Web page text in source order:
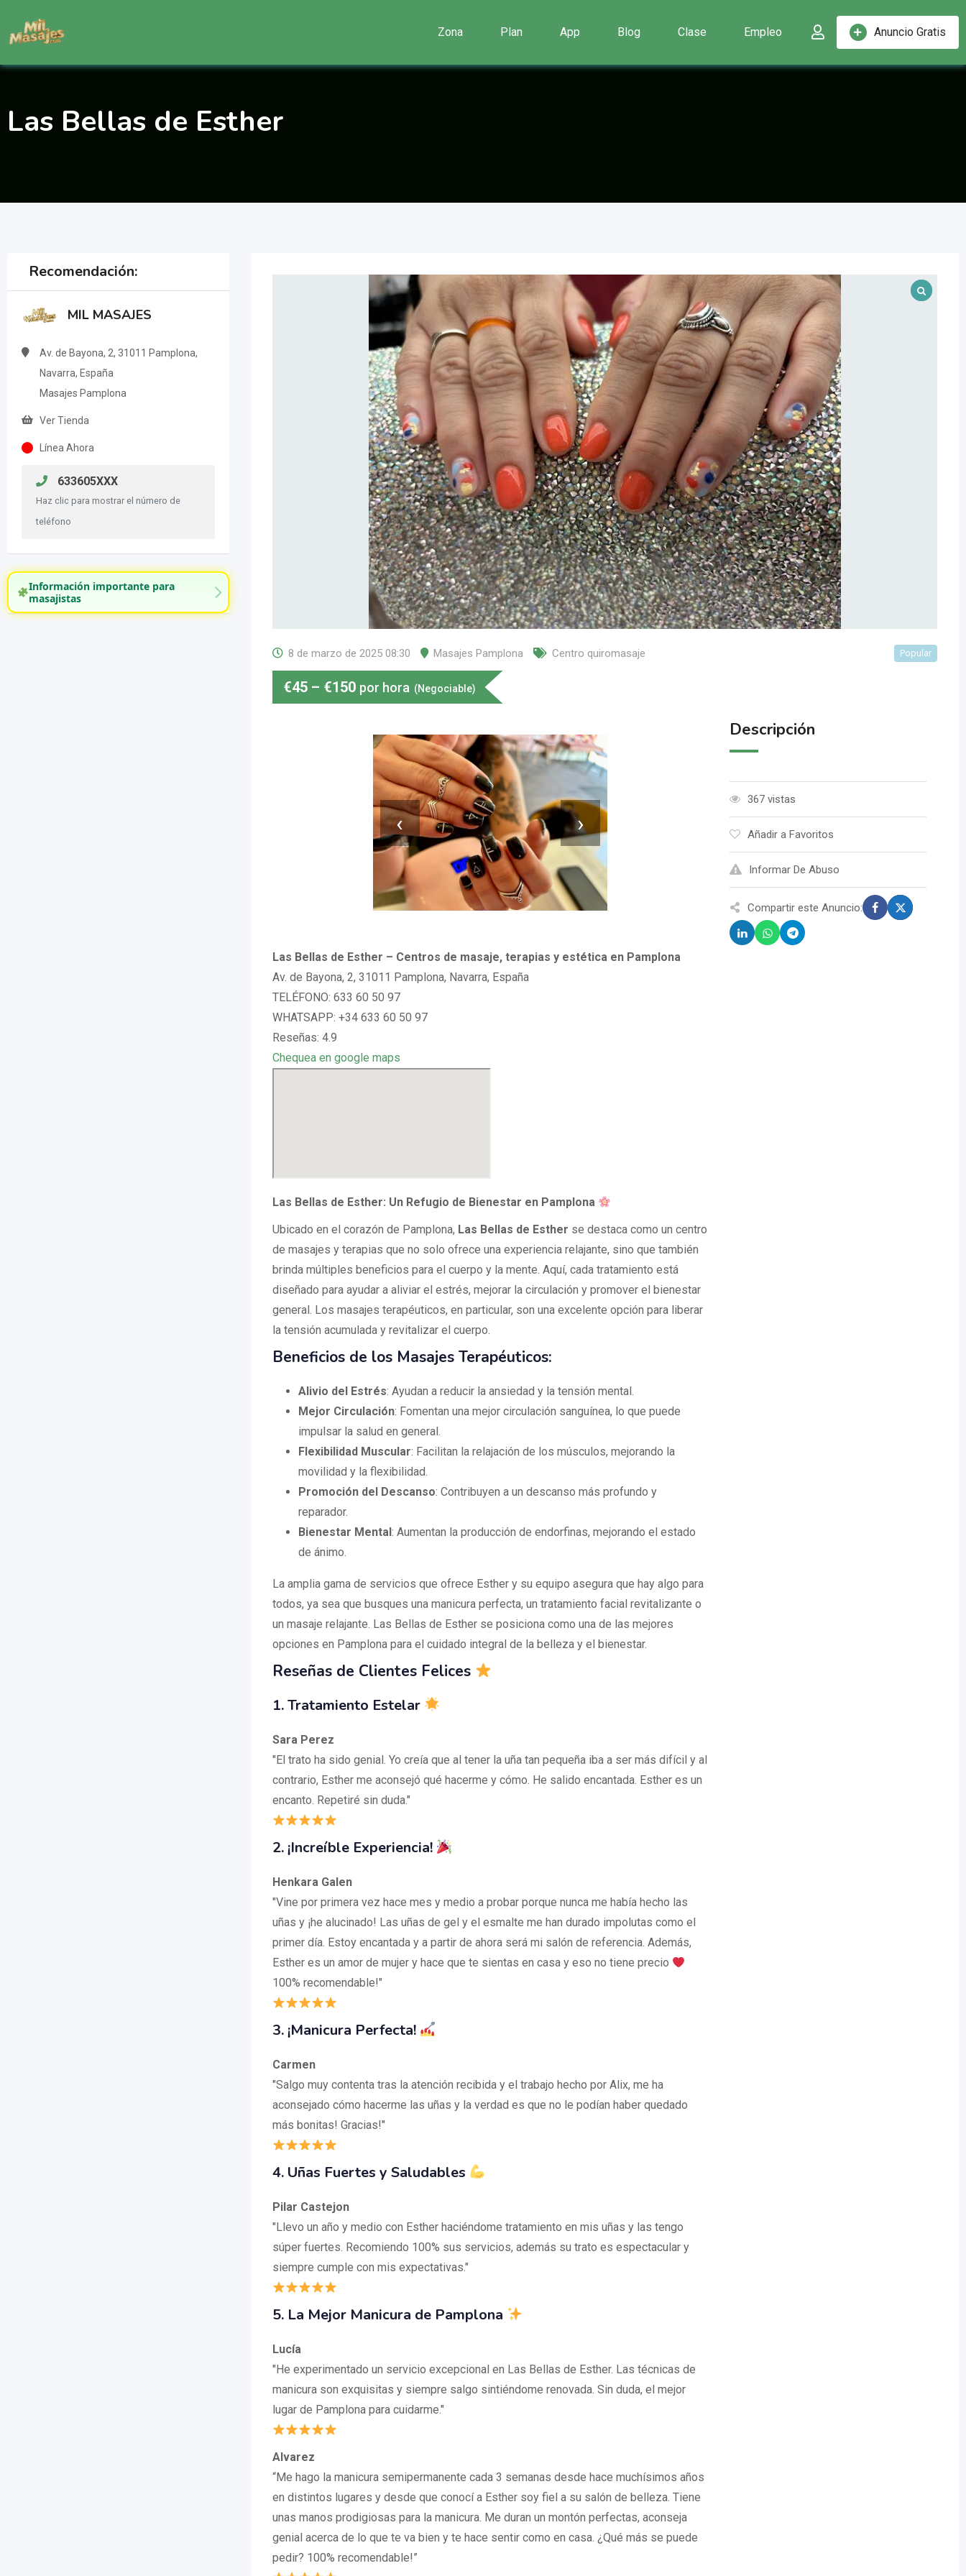
contenido
Anuncio Gratis
Zona Plan App Blog Clase Empleo
Las Bellas de Esther
Recomendación:
MIL MASAJES
Av. de Bayona, 2, 31011 Pamplona,
Navarra, España
Masajes Pamplona
Ver Tienda
Línea Ahora
633605XXX
Haz clic para mostrar el número de
teléfono
Información importante para
masajistas
8 de marzo de 2025 08:30 Masajes Pamplona Centro quiromasaje Popular
€45 – €150 por hora (Negociable)
‹ ›
Las Bellas de Esther – Centros de masaje, terapias y estética en Pamplona
Av. de Bayona, 2, 31011 Pamplona, Navarra, España
TELÉFONO: 633 60 50 97
WHATSAPP: +34 633 60 50 97
Reseñas: 4.9
Chequea en google maps
Las Bellas de Esther: Un Refugio de Bienestar en Pamplona
Ubicado en el corazón de Pamplona, Las Bellas de Esther se destaca como un centro
de masajes y terapias que no solo ofrece una experiencia relajante, sino que también
brinda múltiples beneficios para el cuerpo y la mente. Aquí, cada tratamiento está
diseñado para ayudar a aliviar el estrés, mejorar la circulación y promover el bienestar
general. Los masajes terapéuticos, en particular, son una excelente opción para liberar
la tensión acumulada y revitalizar el cuerpo.
Beneficios de los Masajes Terapéuticos:
Alivio del Estrés: Ayudan a reducir la ansiedad y la tensión mental.
Mejor Circulación: Fomentan una mejor circulación sanguínea, lo que puede
impulsar la salud en general.
Flexibilidad Muscular: Facilitan la relajación de los músculos, mejorando la
movilidad y la flexibilidad.
Promoción del Descanso: Contribuyen a un descanso más profundo y
reparador.
Bienestar Mental: Aumentan la producción de endorfinas, mejorando el estado
de ánimo.
La amplia gama de servicios que ofrece Esther y su equipo asegura que hay algo para
todos, ya sea que busques una manicura perfecta, un tratamiento facial revitalizante o
un masaje relajante. Las Bellas de Esther se posiciona como una de las mejores
opciones en Pamplona para el cuidado integral de la belleza y el bienestar.
Reseñas de Clientes Felices
1. Tratamiento Estelar
Sara Perez
"El trato ha sido genial. Yo creía que al tener la uña tan pequeña iba a ser más difícil y al
contrario, Esther me aconsejó qué hacerme y cómo. He salido encantada. Esther es un
encanto. Repetiré sin duda."
2. ¡Increíble Experiencia!
Henkara Galen
"Vine por primera vez hace mes y medio a probar porque nunca me había hecho las
uñas y ¡he alucinado! Las uñas de gel y el esmalte me han durado impolutas como el
primer día. Estoy encantada y a partir de ahora será mi salón de referencia. Además,
Esther es un amor de mujer y hace que te sientas en casa y eso no tiene precio
100% recomendable!"
3. ¡Manicura Perfecta!
Carmen
"Salgo muy contenta tras la atención recibida y el trabajo hecho por Alix, me ha
aconsejado cómo hacerme las uñas y la verdad es que no le podían haber quedado
más bonitas! Gracias!"
4. Uñas Fuertes y Saludables
Pilar Castejon
"Llevo un año y medio con Esther haciéndome tratamiento en mis uñas y las tengo
súper fuertes. Recomiendo 100% sus servicios, además su trato es espectacular y
siempre cumple con mis expectativas."
5. La Mejor Manicura de Pamplona
Lucía
"He experimentado un servicio excepcional en Las Bellas de Esther. Las técnicas de
manicura son exquisitas y siempre salgo sintiéndome renovada. Sin duda, el mejor
lugar de Pamplona para cuidarme."
Alvarez
“Me hago la manicura semipermanente cada 3 semanas desde hace muchísimos años
en distintos lugares y desde que conocí a Esther soy fiel a su salón de belleza. Tiene
unas manos prodigiosas para la manicura. Me duran un montón perfectas, aconseja
genial acerca de lo que te va bien y te hace sentir como en casa. ¿Qué más se puede
pedir? 100% recomendable!”
Descripción
367 vistas
Añadir a Favoritos
Informar De Abuso
Compartir este Anuncio: